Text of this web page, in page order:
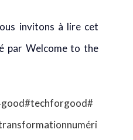
invitons à lire cet
par Welcome to the
#techforgood#